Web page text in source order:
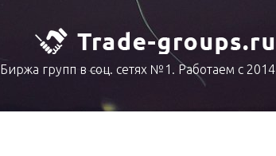
Биржа групп в соц. сетях №1. Работаем с 2014